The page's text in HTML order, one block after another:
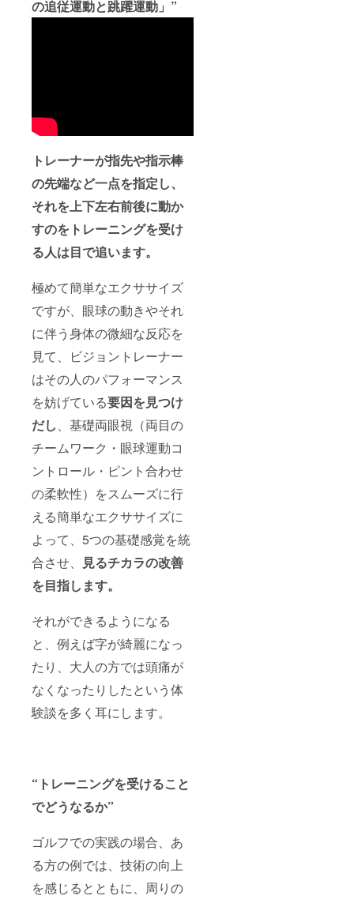
の追従運動と跳躍運動」”
トレーナーが指先や指示棒
の先端など一点を指定し、
それを上下左右前後に動か
すのをトレーニングを受け
る人は目で追います。
極めて簡単なエクササイズ
ですが、眼球の動きやそれ
に伴う身体の微細な反応を
見て、ビジョントレーナー
はその人のパフォーマンス
を妨げている要因を見つけ
だし、基礎両眼視（両目の
チームワーク・眼球運動コ
ントロール・ピント合わせ
の柔軟性）をスムーズに行
える簡単なエクササイズに
よって、5つの基礎感覚を統
合させ、
見るチカラの改善
を目指します。
それができるようになる
と、例えば字が綺麗になっ
たり、大人の方では頭痛が
なくなったりしたという体
験談を多く耳にします。
“トレーニングを受けること
でどうなるか”
ゴルフでの実践の場合、あ
る方の例では、技術の向上
を感じるとともに、周りの